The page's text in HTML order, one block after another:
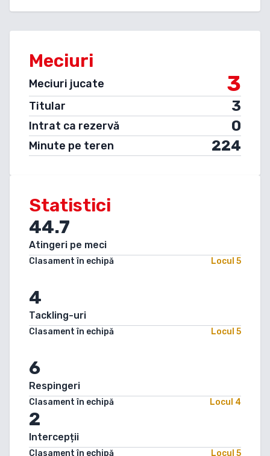
Meciuri
Meciuri jucate 3
Titular 3
Intrat ca rezervă 0
Minute pe teren 224
Statistici
44.7
Atingeri pe meci
Clasament în echipă Locul 5
4
Tackling-uri
Clasament în echipă Locul 5
6
Respingeri
Clasament în echipă Locul 4
2
Intercepții
Clasament în echipă Locul 5